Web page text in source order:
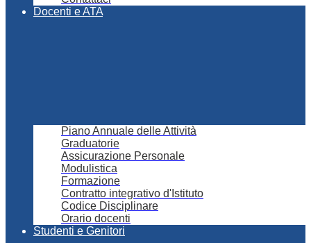
Docenti e ATA
Piano Annuale delle Attività
Graduatorie
Assicurazione Personale
Modulistica
Formazione
Contratto integrativo d'Istituto
Codice Disciplinare
Orario docenti
Studenti e Genitori